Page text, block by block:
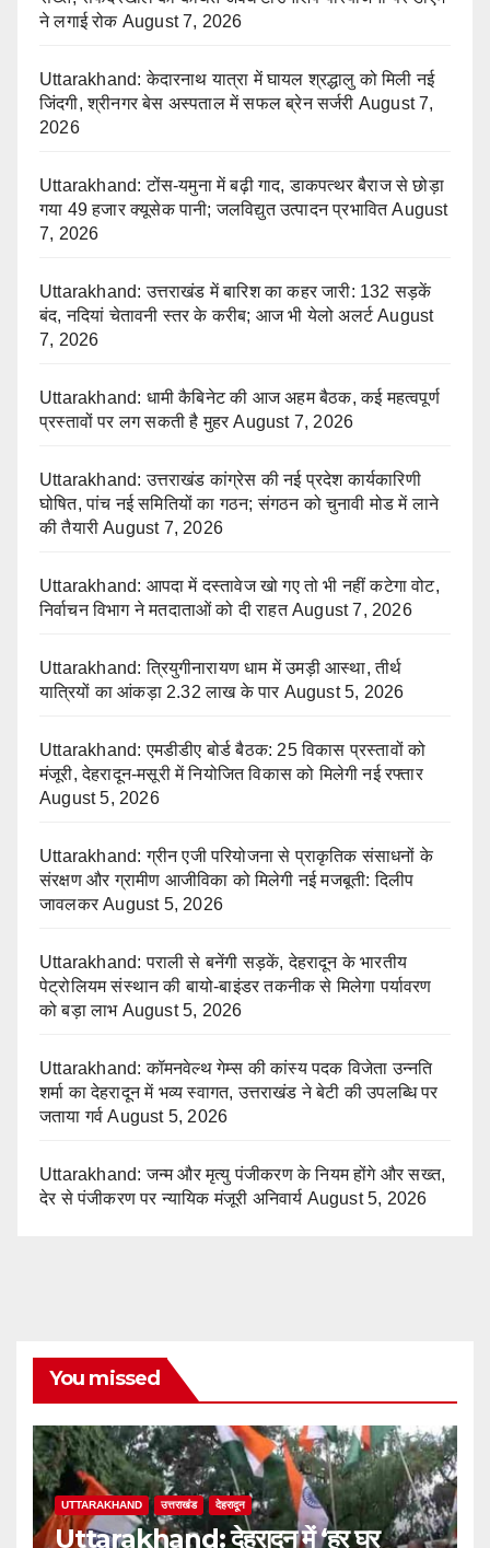
ने लगाई रोक August 7, 2026
Uttarakhand: केदारनाथ यात्रा में घायल श्रद्धालु को मिली नई
जिंदगी, श्रीनगर बेस अस्पताल में सफल ब्रेन सर्जरी August 7,
2026
Uttarakhand: टोंस-यमुना में बढ़ी गाद, डाकपत्थर बैराज से छोड़ा
गया 49 हजार क्यूसेक पानी; जलविद्युत उत्पादन प्रभावित August
7, 2026
Uttarakhand: उत्तराखंड में बारिश का कहर जारी: 132 सड़कें
बंद, नदियां चेतावनी स्तर के करीब; आज भी येलो अलर्ट August
7, 2026
Uttarakhand: धामी कैबिनेट की आज अहम बैठक, कई महत्वपूर्ण
प्रस्तावों पर लग सकती है मुहर August 7, 2026
Uttarakhand: उत्तराखंड कांग्रेस की नई प्रदेश कार्यकारिणी
घोषित, पांच नई समितियों का गठन; संगठन को चुनावी मोड में लाने
की तैयारी August 7, 2026
Uttarakhand: आपदा में दस्तावेज खो गए तो भी नहीं कटेगा वोट,
निर्वाचन विभाग ने मतदाताओं को दी राहत August 7, 2026
Uttarakhand: त्रियुगीनारायण धाम में उमड़ी आस्था, तीर्थ
यात्रियों का आंकड़ा 2.32 लाख के पार August 5, 2026
Uttarakhand: एमडीडीए बोर्ड बैठक: 25 विकास प्रस्तावों को
मंजूरी, देहरादून-मसूरी में नियोजित विकास को मिलेगी नई रफ्तार
August 5, 2026
Uttarakhand: ग्रीन एजी परियोजना से प्राकृतिक संसाधनों के
संरक्षण और ग्रामीण आजीविका को मिलेगी नई मजबूती: दिलीप
जावलकर August 5, 2026
Uttarakhand: पराली से बनेंगी सड़कें, देहरादून के भारतीय
पेट्रोलियम संस्थान की बायो-बाइंडर तकनीक से मिलेगा पर्यावरण
को बड़ा लाभ August 5, 2026
Uttarakhand: कॉमनवेल्थ गेम्स की कांस्य पदक विजेता उन्नति
शर्मा का देहरादून में भव्य स्वागत, उत्तराखंड ने बेटी की उपलब्धि पर
जताया गर्व August 5, 2026
Uttarakhand: जन्म और मृत्यु पंजीकरण के नियम होंगे और सख्त,
देर से पंजीकरण पर न्यायिक मंजूरी अनिवार्य August 5, 2026
You missed
UTTARAKHAND उत्तराखंड देहरादून
Uttarakhand: देहरादून में ‘हर घर